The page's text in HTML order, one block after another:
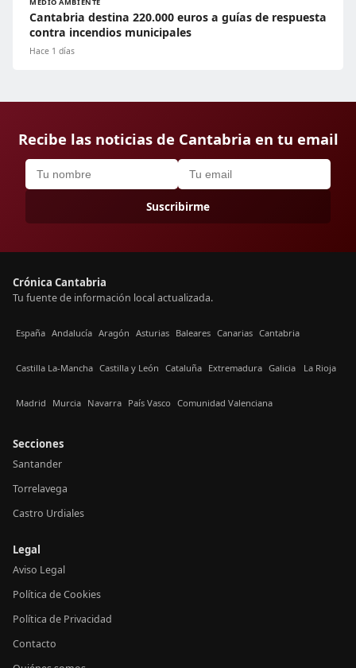
MEDIO AMBIENTE
Cantabria destina 220.000 euros a guías de respuesta
contra incendios municipales
Hace 1 días
Recibe las noticias de Cantabria en tu email
Suscribirme
Crónica Cantabria
Tu fuente de información local actualizada.
España Andalucía Aragón Asturias Baleares Canarias Cantabria
Castilla La-Mancha Castilla y León Cataluña Extremadura Galicia La Rioja
Madrid Murcia Navarra País Vasco Comunidad Valenciana
Secciones
Santander
Torrelavega
Castro Urdiales
Legal
Aviso Legal
Política de Cookies
Política de Privacidad
Contacto